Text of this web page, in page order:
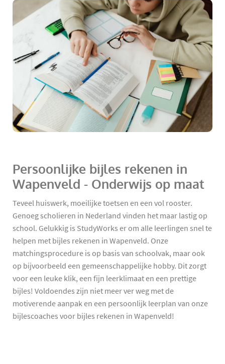
Persoonlijke bijles rekenen in
Wapenveld - Onderwijs op maat
Teveel huiswerk, moeilijke toetsen en een vol rooster.
Genoeg scholieren in Nederland vinden het maar lastig op
school. Gelukkig is StudyWorks er om alle leerlingen snel te
helpen met bijles rekenen in Wapenveld. Onze
matchingsprocedure is op basis van schoolvak, maar ook
op bijvoorbeeld een gemeenschappelijke hobby. Dit zorgt
voor een leuke klik, een fijn leerklimaat en een prettige
bijles! Voldoendes zijn niet meer ver weg met de
motiverende aanpak en een persoonlijk leerplan van onze
bijlescoaches voor bijles rekenen in Wapenveld!